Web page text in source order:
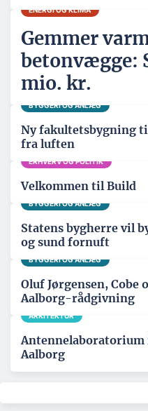
ENERGI OG KLIMA
Gemmer
betonvægge:
mio. kr.
BYGGERI OG ANLÆG
Ny fakultetsbygning
fra luften
ERHVERV OG POLITIK
Velkommen til Build
BYGGERI OG ANLÆG
Statens bygherre vil
og sund fornuft
BYGGERI OG ANLÆG
Oluf Jørgensen, Cobe
Aalborg-rådgivning
ARKITEKTUR
Antennelaboratorium
Aalborg